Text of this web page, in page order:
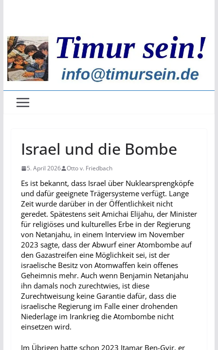
Israel und die Bombe
5. April 2026 Otto v. Friedbach
Es ist bekannt, dass Israel über Nuklearsprengköpfe
und dafür geeignete Trägersysteme verfügt. Lange
Zeit wurde darüber in der Öffentlichkeit nicht
geredet. Spätestens seit Amichai Elijahu, der Minister
für religiöses und kulturelles Erbe in der Regierung
von Netanjahu, in einem Interview im November
2023 sagte, dass der Abwurf einer Atombombe auf
den Gazastreifen eine Möglichkeit sei, ist der
israelische Besitz von Atomwaffen kein offenes
Geheimnis mehr. Auch wenn Benjamin Netanjahu
ihn damals noch zurechtwies, ist diese
Zurechtweisung keine Garantie dafür, dass die
israelische Regierung im Falle einer drohenden
Niederlage im Irankrieg die Atombombe nicht
einsetzen wird.
Im Übrigen hatte schon 2023 Itamar Ben-Gvir, er